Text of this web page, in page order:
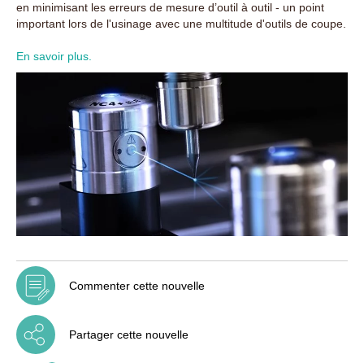
en minimisant les erreurs de mesure d’outil à outil - un point
important lors de l'usinage avec une multitude d'outils de coupe.
En savoir plus.
Commenter cette nouvelle
Partager cette nouvelle